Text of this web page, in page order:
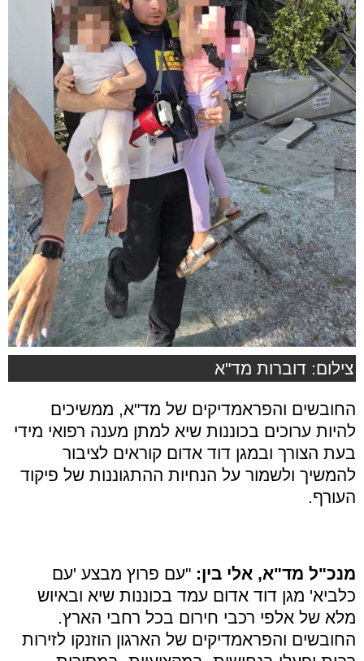
צילום: דוברות מד"א
החובשים והפראמדיקים של מד"א, ממשיכים
להיות ערוכים בכוננות שיא למתן מענה רפואי מידי
בעת הצורך ובמגן דוד אדום קוראים לציבור
להמשיך ולשמור על הנחיות ההתגוננות של פיקוד
העורף.
מנכ"ל מד"א, אלי בין: "עם פרוץ מבצע 'עם
כלביא' מגן דוד אדום עמד בכוננות שיא ובאיוש
מלא של אלפי רכבי חירום בכל רחבי הארץ.
החובשים והפראמדיקים של הארגון הוזנקו לזירות